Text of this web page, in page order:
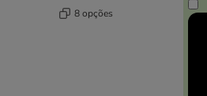
8 opções